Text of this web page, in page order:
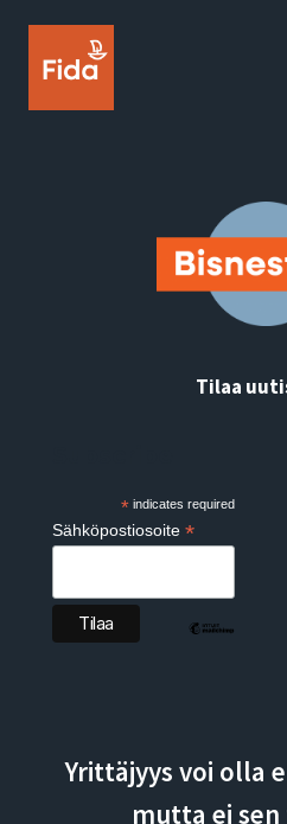
Tilaa
*indicates required
Sähköpostiosoite *
Yrittäjyys voi olla
mutta ei